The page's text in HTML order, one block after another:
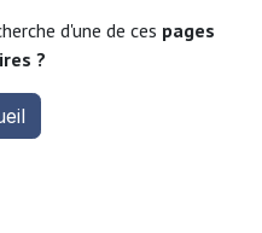
d'une de ces pages
?